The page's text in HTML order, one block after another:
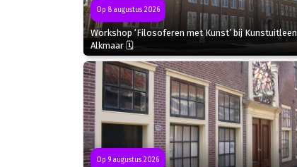
Op 8 augustus 2026
Workshop ‘Filosoferen met Kunst’ bij Kunstuitleen
Alkmaar 🗓
Op 9 augustus 2026